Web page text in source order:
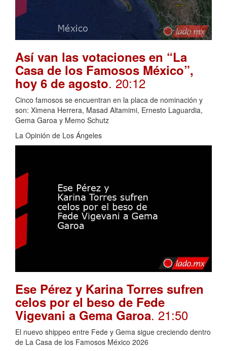
Así van las votaciones en “La
Casa de los Famosos México”,
hoy 6 de agosto. 20:12
Cinco famosos se encuentran en la placa de nominación y
son: Ximena Herrera, Masad Altamimi, Ernesto Laguardia,
Gema Garoa y Memo Schutz
La Opinión de Los Ángeles
Ese Pérez y Karina Torres sufren
celos por el beso de Fede
Vigevani a Gema Garoa. 21:50
El nuevo shippeo entre Fede y Gema sigue creciendo dentro
de La Casa de los Famosos México 2026